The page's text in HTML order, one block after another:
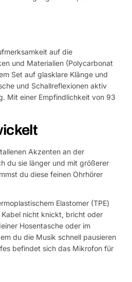
auf die
und Materialien (Polycarbonat
Set auf glasklare Klänge und
und Schallreflexionen aktiv
Mit einer Empfindlichkeit von 93
Akzenten an der
du sie länger und mit größerer
du diese feinen Ohrhörer
Elastomer (TPE)
nicht knickt, bricht oder
Hosentasche oder im
du die Musik schnell pausieren
befindet sich das Mikrofon für